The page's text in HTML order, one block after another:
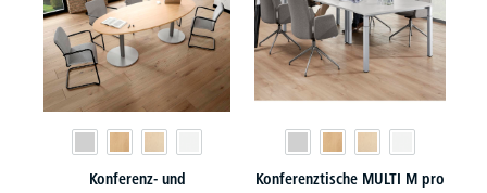
Konferenz- und
Konferenztische MULTI M pro